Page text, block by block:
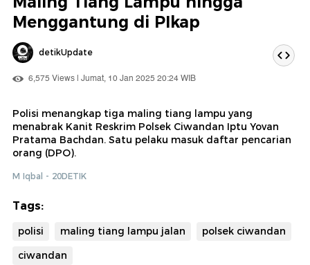
Menggantung di PIkap
detikUpdate
6,575 Views | Jumat, 10 Jan 2025 20:24 WIB
Polisi menangkap tiga maling tiang lampu yang
menabrak Kanit Reskrim Polsek Ciwandan Iptu Yovan
Pratama Bachdan. Satu pelaku masuk daftar pencarian
orang (DPO).
M Iqbal - 20DETIK
Tags:
polisi maling tiang lampu jalan
polsek ciwandan
ciwandan